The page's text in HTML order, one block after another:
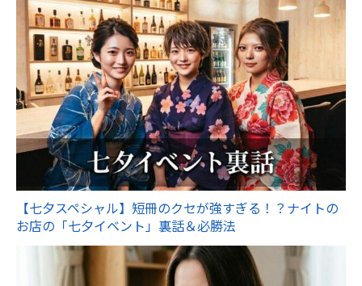
【七夕スペシャル】短冊のクセが強すぎる！？ナイトの
お店の「七夕イベント」裏話＆必勝法